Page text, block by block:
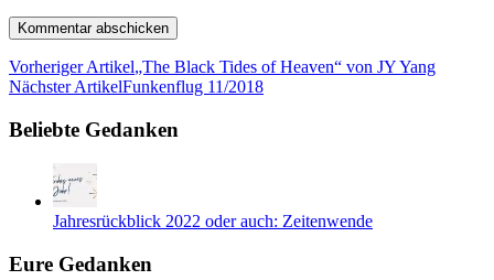
Vorheriger Artikel„The Black Tides of Heaven“ von JY Yang
Nächster ArtikelFunkenflug 11/2018
Beliebte Gedanken
Jahresrückblick 2022 oder auch: Zeitenwende
Eure Gedanken